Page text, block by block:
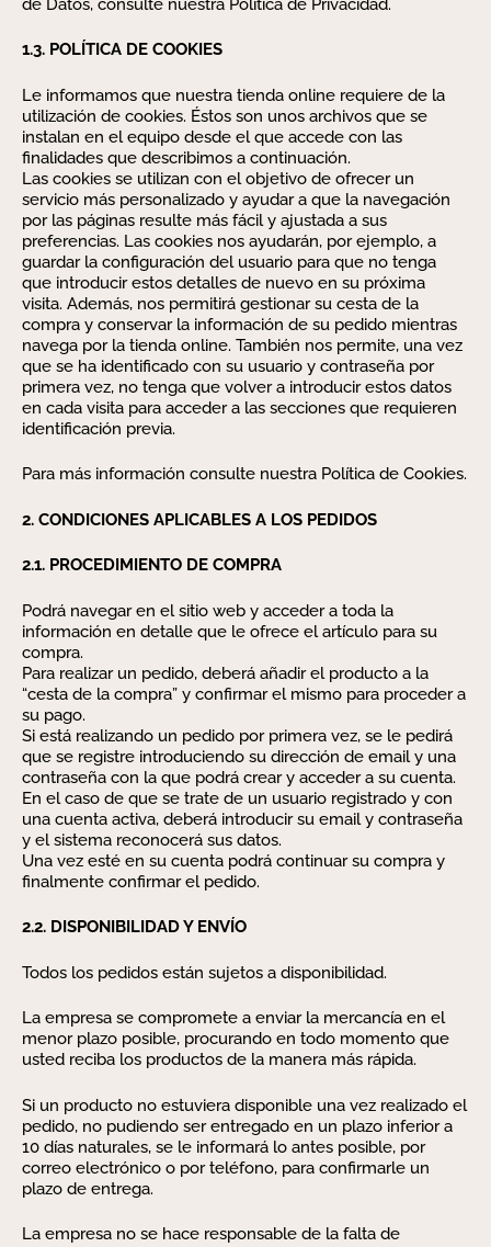
1.3. POLÍTICA DE COOKIES
Le informamos que nuestra tienda online requiere de la
utilización de cookies. Éstos son unos archivos que se
instalan en el equipo desde el que accede con las
finalidades que describimos a continuación.
Las cookies se utilizan con el objetivo de ofrecer un
servicio más personalizado y ayudar a que la navegación
por las páginas resulte más fácil y ajustada a sus
preferencias. Las cookies nos ayudarán, por ejemplo, a
guardar la configuración del usuario para que no tenga
que introducir estos detalles de nuevo en su próxima
visita. Además, nos permitirá gestionar su cesta de la
compra y conservar la información de su pedido mientras
navega por la tienda online. También nos permite, una vez
que se ha identificado con su usuario y contraseña por
primera vez, no tenga que volver a introducir estos datos
en cada visita para acceder a las secciones que requieren
identificación previa.
Para más información consulte nuestra Política de Cookies.
2. CONDICIONES APLICABLES A LOS PEDIDOS
2.1. PROCEDIMIENTO DE COMPRA
Podrá navegar en el sitio web y acceder a toda la
información en detalle que le ofrece el artículo para su
compra.
Para realizar un pedido, deberá añadir el producto a la
“cesta de la compra” y confirmar el mismo para proceder a
su pago.
Si está realizando un pedido por primera vez, se le pedirá
que se registre introduciendo su dirección de email y una
contraseña con la que podrá crear y acceder a su cuenta.
En el caso de que se trate de un usuario registrado y con
una cuenta activa, deberá introducir su email y contraseña
y el sistema reconocerá sus datos.
Una vez esté en su cuenta podrá continuar su compra y
finalmente confirmar el pedido.
2.2. DISPONIBILIDAD Y ENVÍO
Todos los pedidos están sujetos a disponibilidad.
La empresa se compromete a enviar la mercancía en el
menor plazo posible, procurando en todo momento que
usted reciba los productos de la manera más rápida.
Si un producto no estuviera disponible una vez realizado el
pedido, no pudiendo ser entregado en un plazo inferior a
10 días naturales, se le informará lo antes posible, por
correo electrónico o por teléfono, para confirmarle un
plazo de entrega.
La empresa no se hace responsable de la falta de